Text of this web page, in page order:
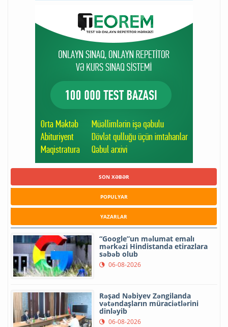
SON XƏBƏR
POPULYAR
YAZARLAR
“Google”un məlumat emalı
mərkəzi Hindistanda etirazlara
səbəb olub
06-08-2026
Rəşad Nəbiyev Zəngilanda
vətəndaşların müraciətlərini
dinləyib
06-08-2026